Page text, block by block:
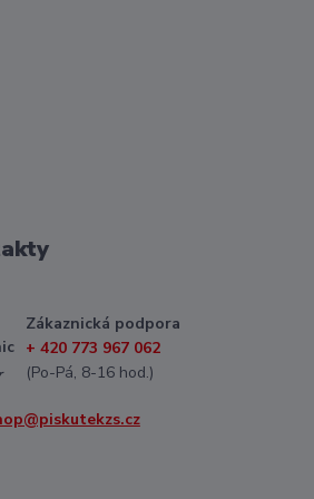
Zákaznická podpora
+ 420 773 967 062
(Po-Pá, 8-16 hod.)